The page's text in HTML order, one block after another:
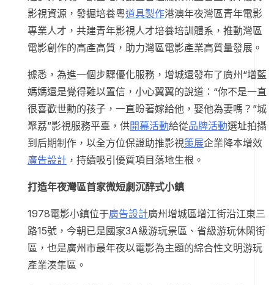
影視資源，發掘培養粵道具製作港澳年夜灣區青年電影
專業人才，共建青年影視人才培養培訓體系，推動灣區
電影創作的高產高質，助力灣區電影產業高質量發展。
據悉，為進一個步驟優化服務，增城還發布了廣州“增藍
媽媽還是覺得難以置信，小心翼翼的說道：“你不是一直
很喜歡世勳的孩子，一直盼著嫁給他，娶他為妻嗎？”城
聚荔”影視服務平臺，供開幕活動給從品牌活動選址拍攝
到后期制作，以全方位保證助推影視策展企業降本增效
廣告設計 ，持續吸引優質項目落地生根。
打造年夜灣區首家微短劇沉醉式小鎮
1978電影小鎮位于廣告設計廣州增城區增江街沿江東三
路15號，今朝已是國家3A級游玩景區、省級游玩休閑街
區，也是廣州市最年夜以電影為主題的綜合性文明游玩
產業湊集區。